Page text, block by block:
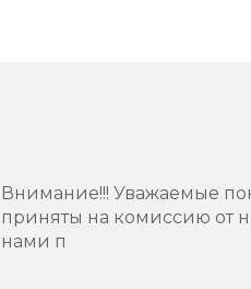
Внимание!!! Уважаемые
приняты на комиссию от
нами п